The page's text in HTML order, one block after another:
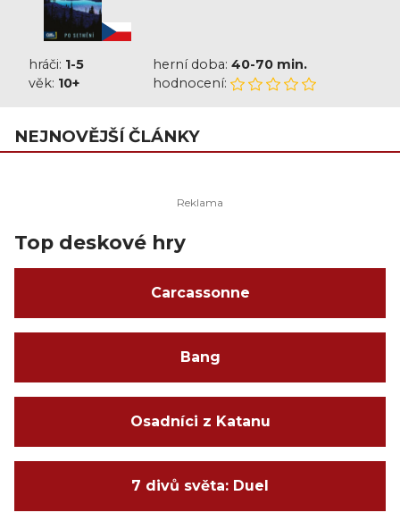
žetonů zvířat, 24 žetonů fotografií, dílek
fotoaparátu, odznak prvního turisty a pravidla.
hráči: 1-5 herní doba: 40-70 min.
věk: 10+ hodnocení:
NEJNOVĚJŠÍ ČLÁNKY
Top deskové hry
Carcassonne
Bang
Osadníci z Katanu
7 divů světa: Duel